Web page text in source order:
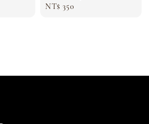
Regular
NT$ 350